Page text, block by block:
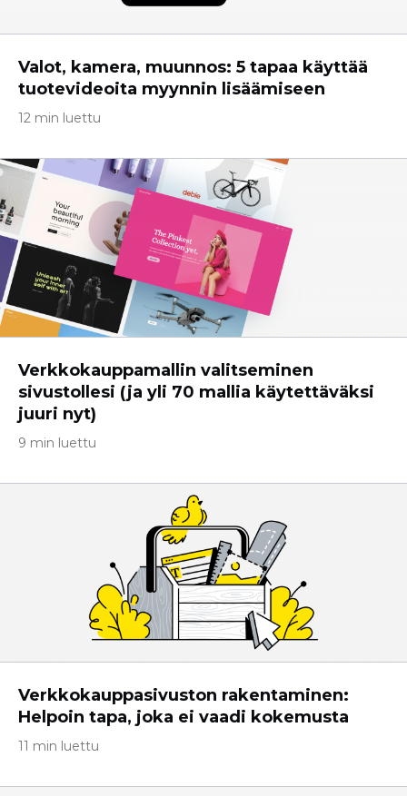
Valot, kamera, muunnos: 5 tapaa käyttää
tuotevideoita myynnin lisäämiseen
12 min luettu
Verkkokauppamallin valitseminen
sivustollesi (ja yli 70 mallia käytettäväksi
juuri nyt)
9 min luettu
Verkkokauppasivuston rakentaminen:
Helpoin tapa, joka ei vaadi kokemusta
11 min luettu